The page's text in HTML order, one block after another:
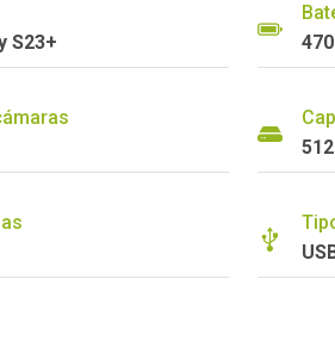
S23+